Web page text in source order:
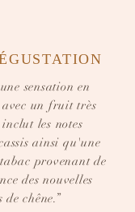
sensation en
avec un fruit très
les notes
ainsi qu'une
provenant de
des nouvelles
chêne.”